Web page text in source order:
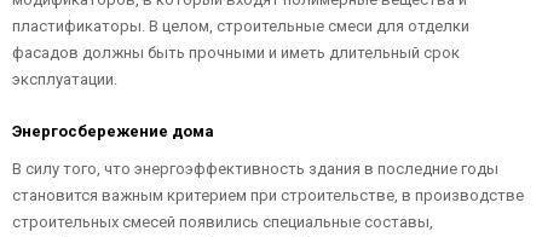
пластификаторы. В целом, строительные смеси для отделки
фасадов должны быть прочными и иметь длительный срок
эксплуатации.
Энергосбережение дома
В силу того, что энергоэффективность здания в последние годы
становится важным критерием при строительстве, в производстве
строительных смесей появились специальные составы,